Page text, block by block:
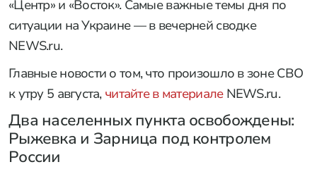
«Центр» и «Восток». Самые важные темы дня по
ситуации на Украине — в вечерней сводке
NEWS.ru.
Главные новости о том, что произошло в зоне СВО
к утру 5 августа, читайте в материалеNEWS.ru.
Два населенных пункта освобождены:
Рыжевка и Зарница под контролем
России